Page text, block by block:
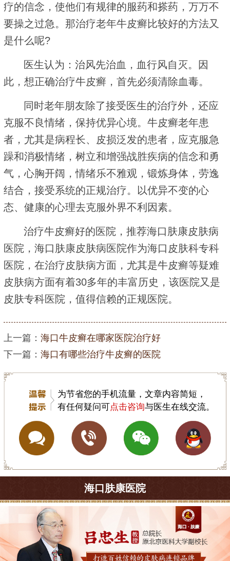
疗的信念，使他们有规律的服药和搽药，万万不
要操之过急。那治疗老年牛皮癣比较好的方法又
是什么呢?
医生认为：治风先治血，血行风自灭。因
此，想正确治疗牛皮癣，首先必须清除血毒。
同时老年朋友除了接受医生的治疗外，还应
克服不良情绪，保持优异心境。牛皮癣老年患
者，尤其是病程长、皮损泛发的患者，应克服急
躁和消极情绪，树立和增强战胜疾病的信念和勇
气，心胸开阔，情绪乐不雅观，锻炼身体，劳逸
结合，接受系统的正规治疗。以优异不变的心
态、健康的心理去克服外界不利因素。
治疗牛皮癣好的医院，推荐海口肤康皮肤病
医院，海口肤康皮肤病医院作为海口皮肤科专科
医院，在治疗皮肤病方面，尤其是牛皮癣等疑难
皮肤病方面有着30多年的丰富历史，该医院又是
皮肤专科医院，值得信赖的正规医院。
上一篇： 海口牛皮癣在哪家医院治疗好
下一篇： 海口有哪些治疗牛皮癣的医院
为节省您的手机流量，文章内容简短，
有任何疑问可点击咨询与医生在线交流。
海口肤康医院